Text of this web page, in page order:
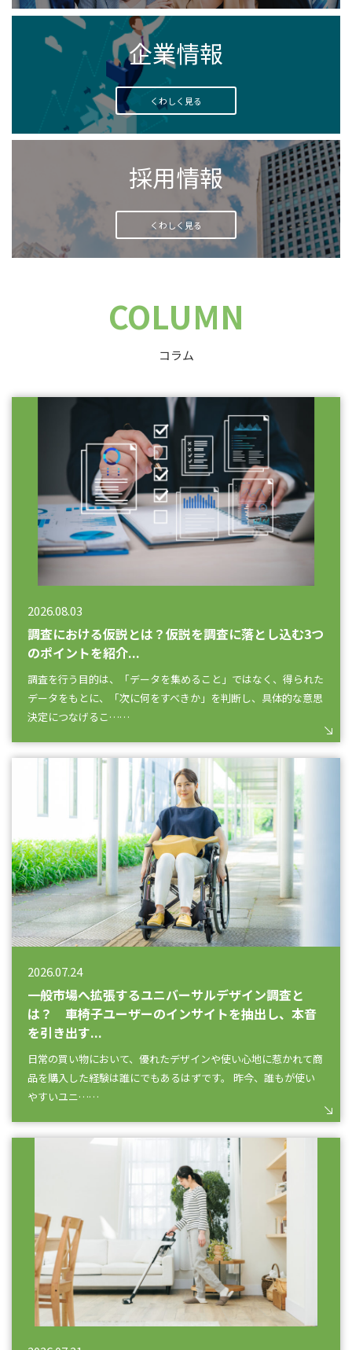
企業情報
くわしく見る
採用情報
くわしく見る
COLUMN
コラム
2026.08.03
調査における仮説とは？仮説を調査に落とし込む3つ
のポイントを紹介...
調査を行う目的は、「データを集めること」ではなく、得られた
データをもとに、「次に何をすべきか」を判断し、具体的な意思
決定につなげるこ……
2026.07.24
一般市場へ拡張するユニバーサルデザイン調査と
は？ 車椅子ユーザーのインサイトを抽出し、本音
を引き出す...
日常の買い物において、優れたデザインや使い心地に惹かれて商
品を購入した経験は誰にでもあるはずです。 昨今、誰もが使い
やすいユニ……